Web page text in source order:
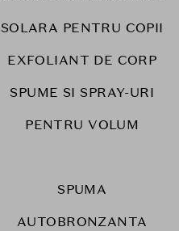
SOLARA PENTRU COPII
EXFOLIANT DE CORP
SPUME SI SPRAY-URI
PENTRU VOLUM
SPUMA
AUTOBRONZANTA